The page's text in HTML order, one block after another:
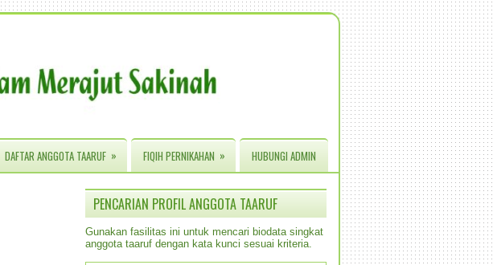
DAFTAR ANGGOTA TAARUF » FIQIH PERNIKAHAN » HUBUNGI ADMIN
PENCARIAN PROFIL ANGGOTA TAARUF
Gunakan fasilitas ini untuk mencari biodata singkat
anggota taaruf dengan kata kunci sesuai kriteria.